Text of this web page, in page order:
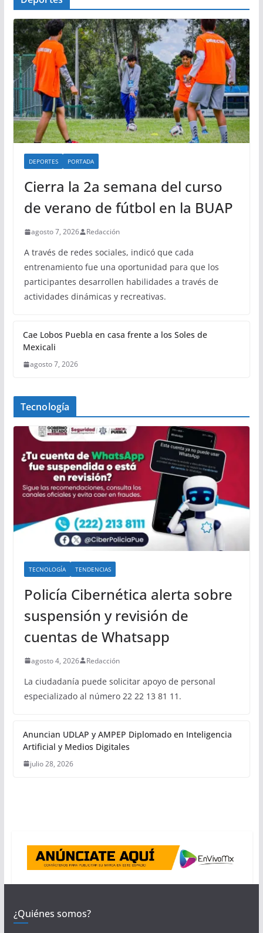
DEPORTES PORTADA
Cierra la 2a semana del curso
de verano de fútbol en la BUAP
agosto 7, 2026 Redacción
A través de redes sociales, indicó que cada
entrenamiento fue una oportunidad para que los
participantes desarrollen habilidades a través de
actividades dinámicas y recreativas.
Cae Lobos Puebla en casa frente a los Soles de
Mexicali
agosto 7, 2026
Tecnología
TECNOLOGÍA TENDENCIAS
Policía Cibernética alerta sobre
suspensión y revisión de
cuentas de Whatsapp
agosto 4, 2026 Redacción
La ciudadanía puede solicitar apoyo de personal
especializado al número 22 22 13 81 11.
Anuncian UDLAP y AMPEP Diplomado en Inteligencia
Artificial y Medios Digitales
julio 28, 2026
¿Quiénes somos?